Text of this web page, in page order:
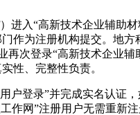
）进入“高新技术企业辅助
作为注册机构提交。地方
再次登录“高新技术企业辅
性、完整性负责。
户登录”并完成实名认证
作网”注册用户无需重新